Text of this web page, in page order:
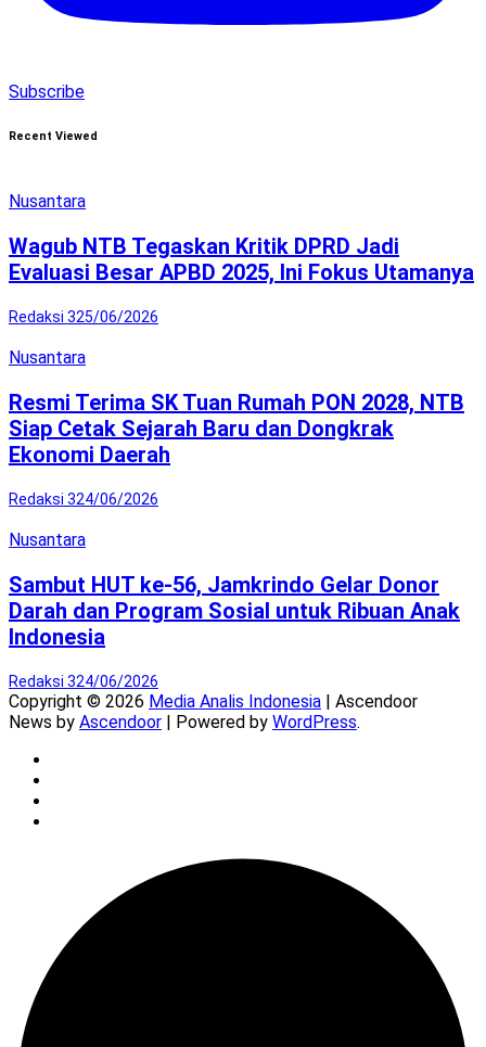
Subscribe
Recent Viewed
Nusantara
Wagub NTB Tegaskan Kritik DPRD Jadi
Evaluasi Besar APBD 2025, Ini Fokus Utamanya
Redaksi 325/06/2026
Nusantara
Resmi Terima SK Tuan Rumah PON 2028, NTB
Siap Cetak Sejarah Baru dan Dongkrak
Ekonomi Daerah
Redaksi 324/06/2026
Nusantara
Sambut HUT ke-56, Jamkrindo Gelar Donor
Darah dan Program Sosial untuk Ribuan Anak
Indonesia
Redaksi 324/06/2026
Copyright © 2026 Media Analis Indonesia | Ascendoor
News by Ascendoor | Powered by WordPress.